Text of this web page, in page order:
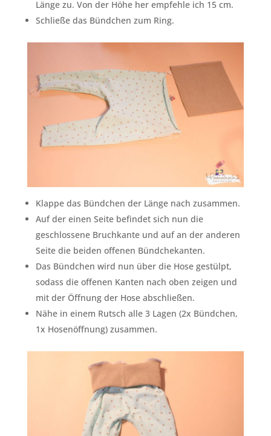
Länge zu. Von der Höhe her empfehle ich 15 cm.
Schließe das Bündchen zum Ring.
Klappe das Bündchen der Länge nach zusammen.
Auf der einen Seite befindet sich nun die
geschlossene Bruchkante und auf an der anderen
Seite die beiden offenen Bündchekanten.
Das Bündchen wird nun über die Hose gestülpt,
sodass die offenen Kanten nach oben zeigen und
mit der Öffnung der Hose abschließen.
Nähe in einem Rutsch alle 3 Lagen (2x Bündchen,
1x Hosenöffnung) zusammen.